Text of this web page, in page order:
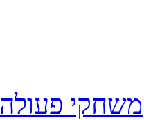
משחקי פעולה